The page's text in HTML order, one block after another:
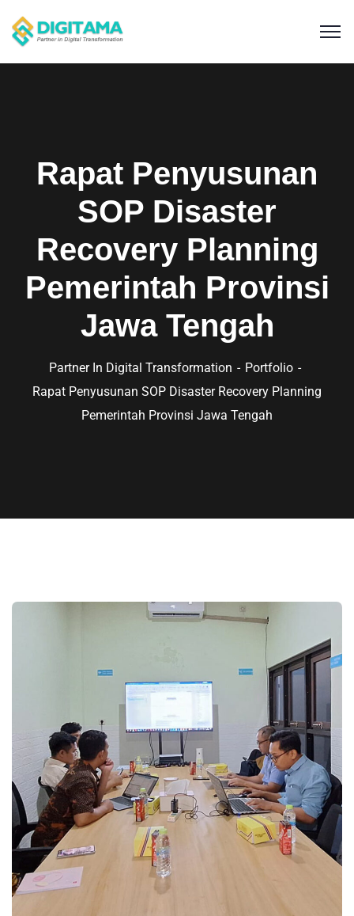
Rapat Penyusunan
SOP Disaster
Recovery Planning
Pemerintah Provinsi
Jawa Tengah
Partner In Digital Transformation
Portfolio
Rapat Penyusunan SOP Disaster Recovery Planning
Pemerintah Provinsi Jawa Tengah